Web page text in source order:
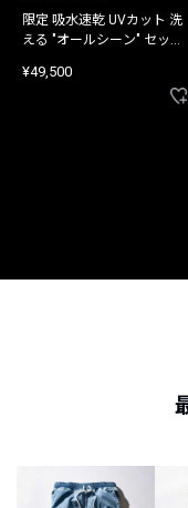
限定 吸水速乾 UVカット 洗
える "オールシーン" セット
¥49,500